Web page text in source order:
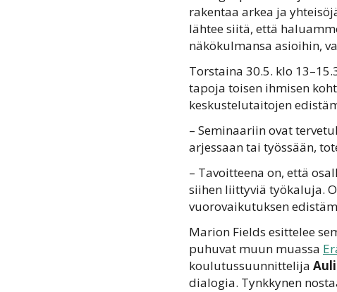
rakentaa arkea ja
lähtee siitä, että
näkökulmansa asioihin,
Torstaina 30.5. klo
tapoja toisen ihmisen
keskustelutaitojen
– Seminaariin ovat
arjessaan tai työssään,
– Tavoitteena on, että
siihen liittyviä työkaluja.
vuorovaikutuksen
Marion Fields esittelee
puhuvat muun muassa
koulutussuunnittelija
dialogia. Tynkkynen